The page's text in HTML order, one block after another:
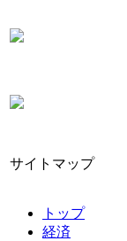
サイトマップ
トップ
経済